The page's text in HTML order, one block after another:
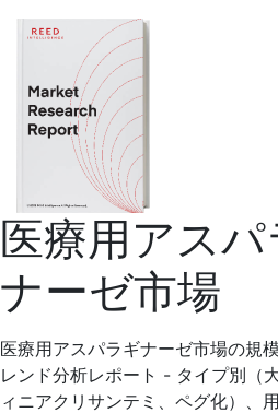
医療用アス
ナーゼ市場
医療用アスパラギナーゼ市場の規
レンド分析レポート - タイプ別（
ィニアクリサンテミ、ペグ化）、